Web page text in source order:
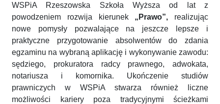
WSPiA Rzeszowska Szkoła Wyższa od lat z
powodzeniem rozwija kierunek „Prawo”, realizując
nowe pomysły pozwalające na jeszcze lepsze i
praktyczne przygotowanie absolwentów do zdania
egzaminu na wybraną aplikację i wykonywanie zawodu:
sędziego, prokuratora radcy prawnego, adwokata,
notariusza i komornika. Ukończenie studiów
prawniczych w WSPiA stwarza również liczne
możliwości kariery poza tradycyjnymi ścieżkami